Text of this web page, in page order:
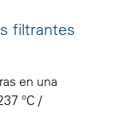
filtrantes
en una
°C /